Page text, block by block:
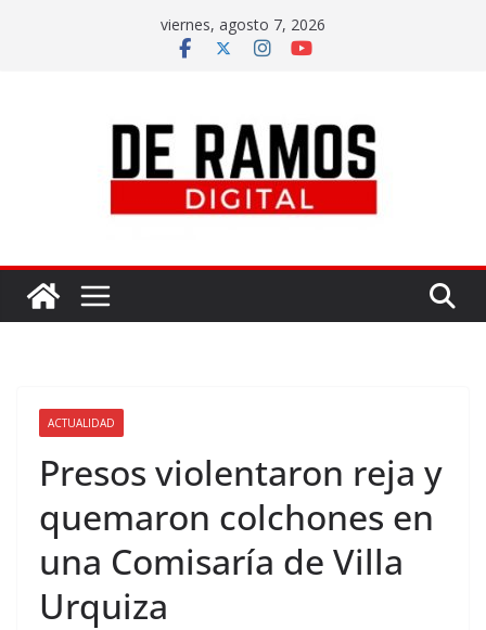
viernes, agosto 7, 2026
ACTUALIDAD
Presos violentaron reja y
quemaron colchones en
una Comisaría de Villa
Urquiza